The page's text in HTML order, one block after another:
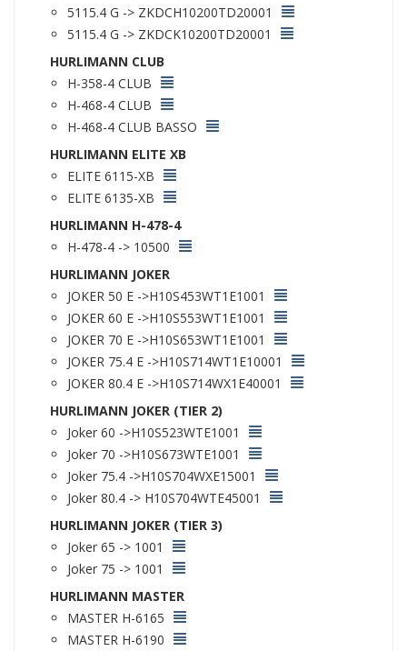
5115.4 G -> ZKDCH10200TD20001
5115.4 G -> ZKDCK10200TD20001
HURLIMANN CLUB
H-358-4 CLUB
H-468-4 CLUB
H-468-4 CLUB BASSO
HURLIMANN ELITE XB
ELITE 6115-XB
ELITE 6135-XB
HURLIMANN H-478-4
H-478-4 -> 10500
HURLIMANN JOKER
JOKER 50 E ->H10S453WT1E1001
JOKER 60 E ->H10S553WT1E1001
JOKER 70 E ->H10S653WT1E1001
JOKER 75.4 E ->H10S714WT1E10001
JOKER 80.4 E ->H10S714WX1E40001
HURLIMANN JOKER (TIER 2)
Joker 60 ->H10S523WTE1001
Joker 70 ->H10S673WTE1001
Joker 75.4 ->H10S704WXE15001
Joker 80.4 -> H10S704WTE45001
HURLIMANN JOKER (TIER 3)
Joker 65 -> 1001
Joker 75 -> 1001
HURLIMANN MASTER
MASTER H-6165
MASTER H-6190